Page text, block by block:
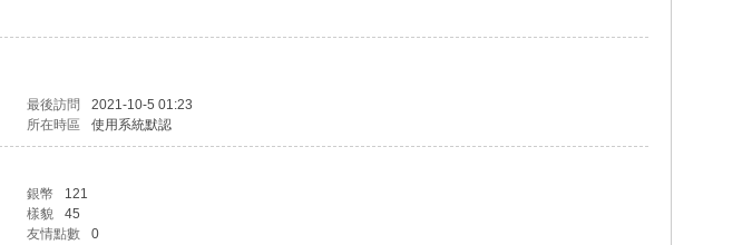
最後訪問
2021-10-5 01:23
所在時區 使用系統默認
銀幣
121
樣貌
45
友情點數 0